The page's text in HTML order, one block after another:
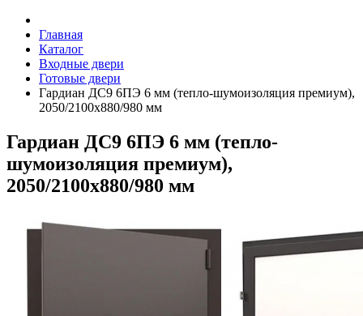
Главная
Каталог
Входные двери
Готовые двери
Гардиан ДС9 6ПЭ 6 мм (тепло-шумоизоляция премиум),
2050/2100х880/980 мм
Гардиан ДС9 6ПЭ 6 мм (тепло-
шумоизоляция премиум),
2050/2100х880/980 мм